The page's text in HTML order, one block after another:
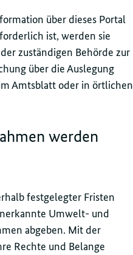
über dieses Portal
ist, werden sie
zuständigen Behörde zur
über die Auslegung
Amtsblatt oder in örtlichen
werden
festgelegter Fristen
Umwelt- und
abgeben. Mit der
Rechte und Belange